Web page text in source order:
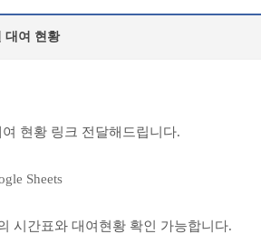
대여 현황
현황 링크 전달해드립니다.
Sheets
시간표와 대여현황 확인 가능합니다.